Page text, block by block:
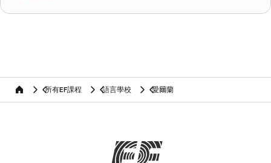
home 所有EF課程 語言學校 愛爾蘭